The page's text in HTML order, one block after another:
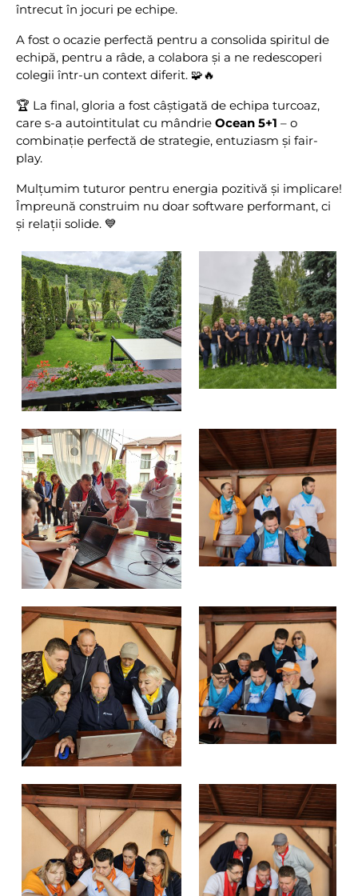
întrecut în jocuri pe echipe.
A fost o ocazie perfectă pentru a consolida spiritul de
echipă, pentru a râde, a colabora și a ne redescoperi
colegii într-un context diferit. 🧩🔥
🏆 La final, gloria a fost câștigată de echipa turcoaz,
care s-a autointitulat cu mândrie Ocean 5+1 – o
combinație perfectă de strategie, entuziasm și fair-
play.
Mulțumim tuturor pentru energia pozitivă și implicare!
Împreună construim nu doar software performant, ci
și relații solide. 💙